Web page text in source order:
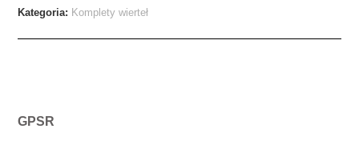
Kategoria: Komplety wierteł
GPSR